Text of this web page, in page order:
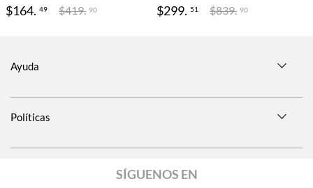
$164. 49 $419. 90 $299. 51 $839. 90
Ayuda
Políticas
SÍGUENOS EN